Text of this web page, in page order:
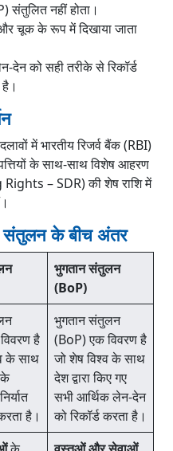
नहीं होता।
चूक के रूप में दिखाया जाता
देन को सही तरीके से रिकॉर्ड
में भारतीय रिजर्व बैंक (RBI)
के साथ-साथ विशेष आहरण
– SDR) की शेष राशि में
संतुलन के बीच अंतर
भुगतान संतुलन
(BoP)
है
के साथ
है।
भुगतान संतुलन
(BoP) एक विवरण है
जो शेष विश्व के साथ
देश द्वारा किए गए
सभी आर्थिक लेन-देन
को रिकॉर्ड करता है।